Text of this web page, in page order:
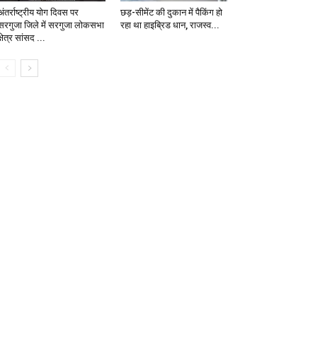
योग दिवस पर
जिले में सरगुजा लोकसभा
सांसद ...
छड़-सीमेंट की दुकान में पैकिंग हो
रहा था हाइब्रिड धान, राजस्व...